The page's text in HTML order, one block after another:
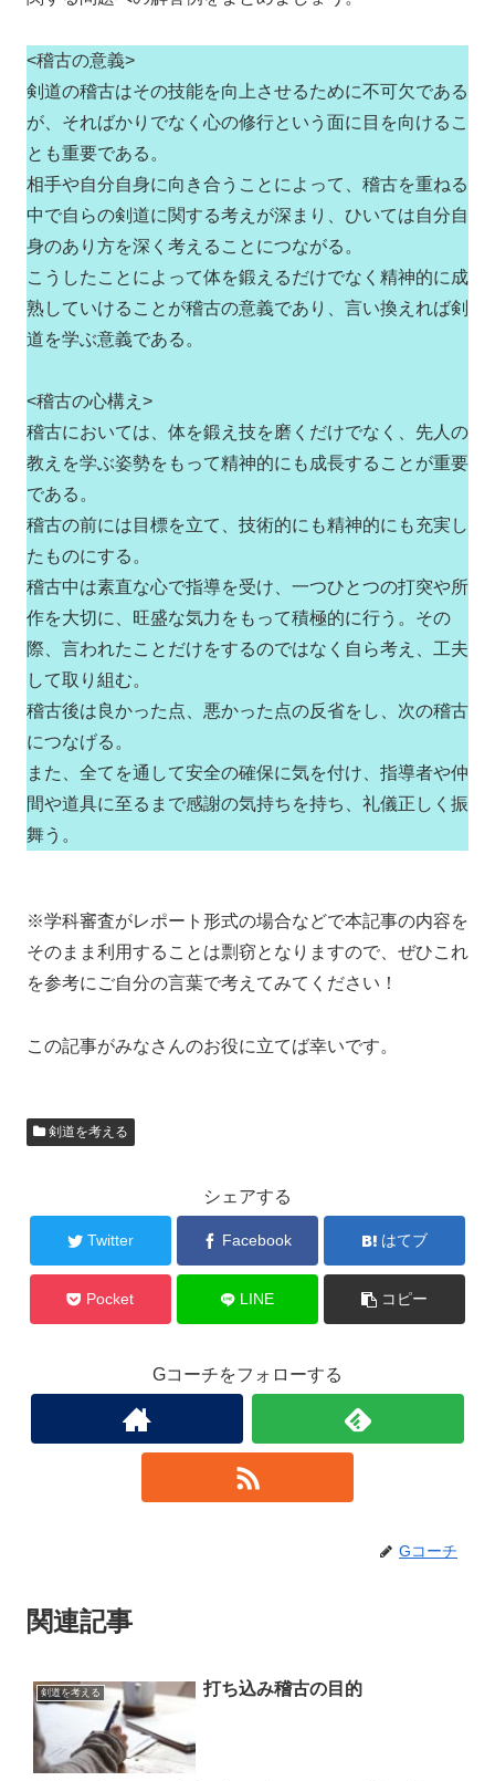
<稽古の意義>
剣道の稽古はその技能を向上させるために不可欠である
が、そればかりでなく心の修行という面に目を向けるこ
とも重要である。
相手や自分自身に向き合うことによって、稽古を重ねる
中で自らの剣道に関する考えが深まり、ひいては自分自
身のあり方を深く考えることにつながる。
こうしたことによって体を鍛えるだけでなく精神的に成
熟していけることが稽古の意義であり、言い換えれば剣
道を学ぶ意義である。
<稽古の心構え>
稽古においては、体を鍛え技を磨くだけでなく、先人の
教えを学ぶ姿勢をもって精神的にも成長することが重要
である。
稽古の前には目標を立て、技術的にも精神的にも充実し
たものにする。
稽古中は素直な心で指導を受け、一つひとつの打突や所
作を大切に、旺盛な気力をもって積極的に行う。その
際、言われたことだけをするのではなく自ら考え、工夫
して取り組む。
稽古後は良かった点、悪かった点の反省をし、次の稽古
につなげる。
また、全てを通して安全の確保に気を付け、指導者や仲
間や道具に至るまで感謝の気持ちを持ち、礼儀正しく振
舞う。
※学科審査がレポート形式の場合などで本記事の内容を
そのまま利用することは剽窃となりますので、ぜひこれ
を参考にご自分の言葉で考えてみてください！
この記事がみなさんのお役に立てば幸いです。
剣道を考える
シェアする
Twitter Facebook はてブ
Pocket LINE コピー
Gコーチをフォローする
Gコーチ
関連記事
剣道を考える 打ち込み稽古の目的